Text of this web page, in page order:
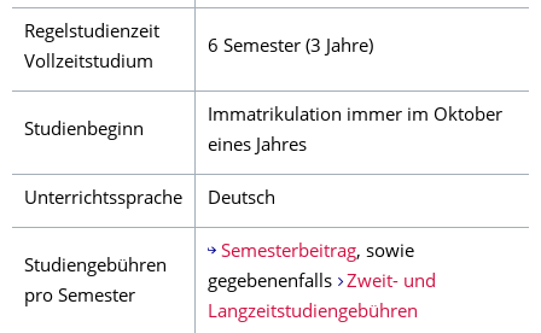
Regelstudienzeit
Vollzeitstudium
6 Semester (3 Jahre)
Studienbeginn
Immatrikulation immer im Oktober
eines Jahres
Unterrichtssprache Deutsch
Studiengebühren
pro Semester
Semesterbeitrag, sowie
gegebenenfalls
Zweit- und
Langzeitstudiengebühren